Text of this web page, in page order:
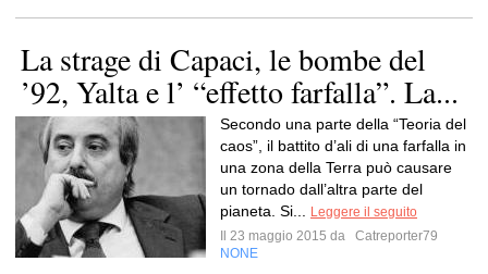
La strage di Capaci, le bombe del
’92, Yalta e l’ “effetto farfalla”. La...
Secondo una parte della “Teoria del
caos”, il battito d’ali di una farfalla in
una zona della Terra può causare
un tornado dall’altra parte del
pianeta. Si...
Leggere il seguito
Il 23 maggio 2015 da
Catreporter79
NONE